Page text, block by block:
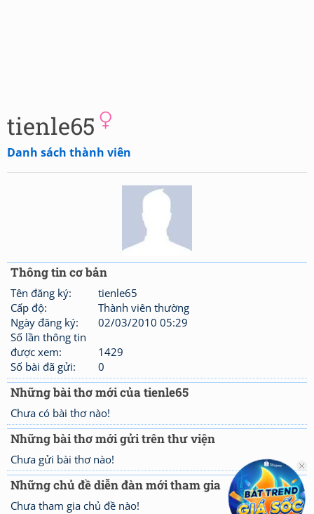
tienle65
Danh sách thành viên
Thông tin cơ bản
Tên đăng ký:
tienle65
Cấp độ:
Thành viên thường
Ngày đăng ký:
02/03/2010 05:29
Số lần thông tin
được xem:
1429
Số bài đã gửi:
0
Những bài thơ mới của tienle65
Chưa có bài thơ nào!
Những bài thơ mới gửi trên thư viện
Chưa gửi bài thơ nào!
Những chủ đề diễn đàn mới tham gia
Chưa tham gia chủ đề nào!